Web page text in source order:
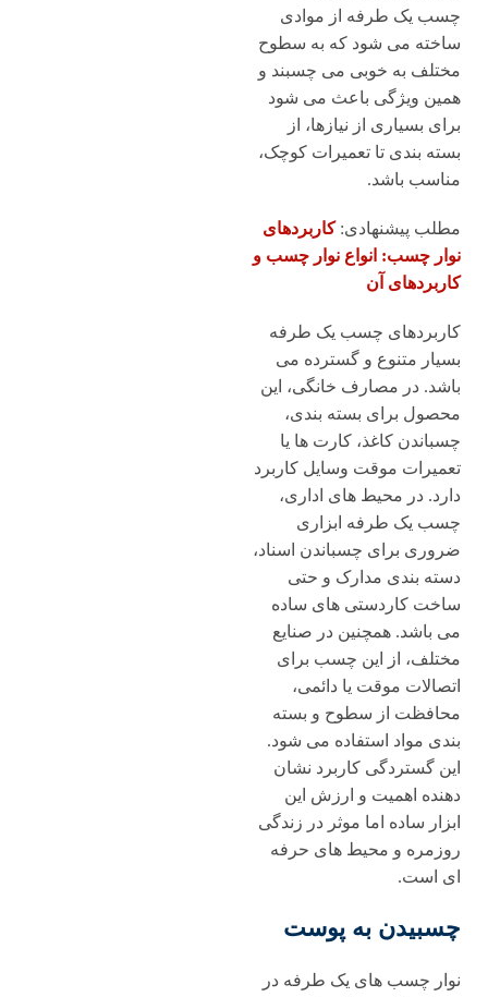
چسب یک طرفه از موادی
ساخته می شود که به سطوح
مختلف به خوبی می چسبند و
همین ویژگی باعث می شود
برای بسیاری از نیازها، از
بسته بندی تا تعمیرات کوچک،
مناسب باشد.
مطلب پیشنهادی: کاربردهای
نوار چسب: انواع نوار چسب و
کاربردهای آن
کاربردهای چسب یک طرفه
بسیار متنوع و گسترده می
باشد. در مصارف خانگی، این
محصول برای بسته بندی،
چسباندن کاغذ، کارت ها یا
تعمیرات موقت وسایل کاربرد
دارد. در محیط های اداری،
چسب یک طرفه ابزاری
ضروری برای چسباندن اسناد،
دسته بندی مدارک و حتی
ساخت کاردستی های ساده
می باشد. همچنین در صنایع
مختلف، از این چسب برای
اتصالات موقت یا دائمی،
محافظت از سطوح و بسته
بندی مواد استفاده می شود.
این گستردگی کاربرد نشان
دهنده اهمیت و ارزش این
ابزار ساده اما موثر در زندگی
روزمره و محیط های حرفه
ای است.
چسبیدن به پوست
نوار چسب های یک‌ طرفه در